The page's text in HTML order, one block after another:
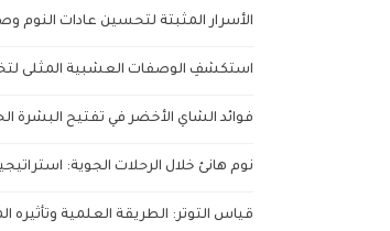
الأسرار المثبتة لتحسين عادات النوم
استكشفِ الوصفات العشبية المثلى
فوائد الشاي الأخضر في تفتيح البشرة
نوم هانئ خلال الرحلات الجوية:
قياس التوتر: الطريقة العلمية